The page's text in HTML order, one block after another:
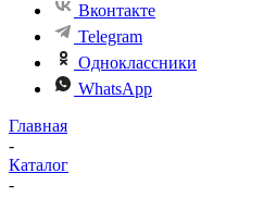
Вконтакте
Telegram
Одноклассники
WhatsApp
Главная
-
Каталог
-